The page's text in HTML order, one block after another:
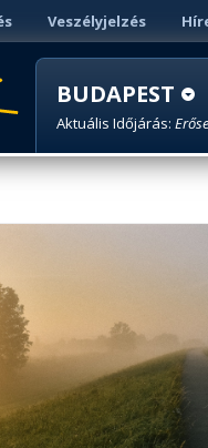
Veszélyjelzés
BUDAPEST
Aktuális Időjárás: